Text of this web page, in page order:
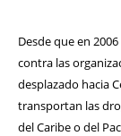
Desde que en
contra las
desplazado hacia
transportan las
del Caribe o del